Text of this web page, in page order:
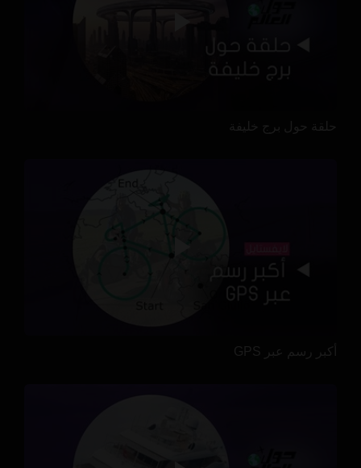
حلقة حول برج خليفة
أكبر رسم عبر GPS